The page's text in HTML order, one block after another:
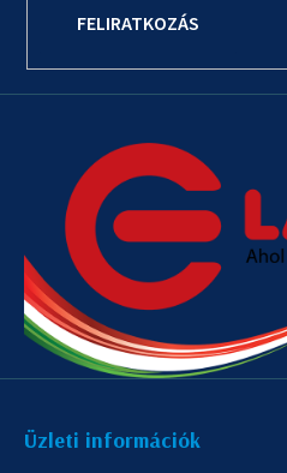
FELIRATKOZÁS
Üzleti információk